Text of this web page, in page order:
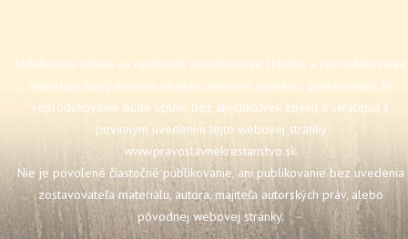
Udeľujeme súhlas na opätovné sprístupnenie článkov a reprodukovanie
materiálu, ktorý existuje na tejto webovej stránke s podmienkou, že
reprodukovanie bude úplné, bez akýchkoľvek zmien a skrátenia s
povinným uvedením tejto webovej stránky
www.pravoslavnekrestanstvo.sk.
Nie je povolené čiastočné publikovanie, ani publikovanie bez uvedenia
zostavovateľa materiálu, autora, majiteľa autorských práv, alebo
pôvodnej webovej stránky.